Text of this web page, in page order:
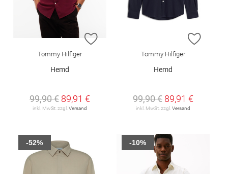
ZUR WUNSCHLISTE HINZUFÜGEN
Tommy Hilfiger
Hemd
99,90 € 89,91 €
inkl. MwSt. zzgl. Versand
ZUR
Tommy Hilfiger
Hemd
99,90 € 89,91 €
inkl. MwSt. zzgl. Versand
-52% -10%